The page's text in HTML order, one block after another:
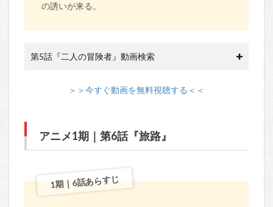
の誘いが来る。
第5話『二人の冒険者』動画検索
＞＞今すぐ動画を無料視聴する＜＜
アニメ1期｜第6話『旅路』
1期｜6話あらすじ